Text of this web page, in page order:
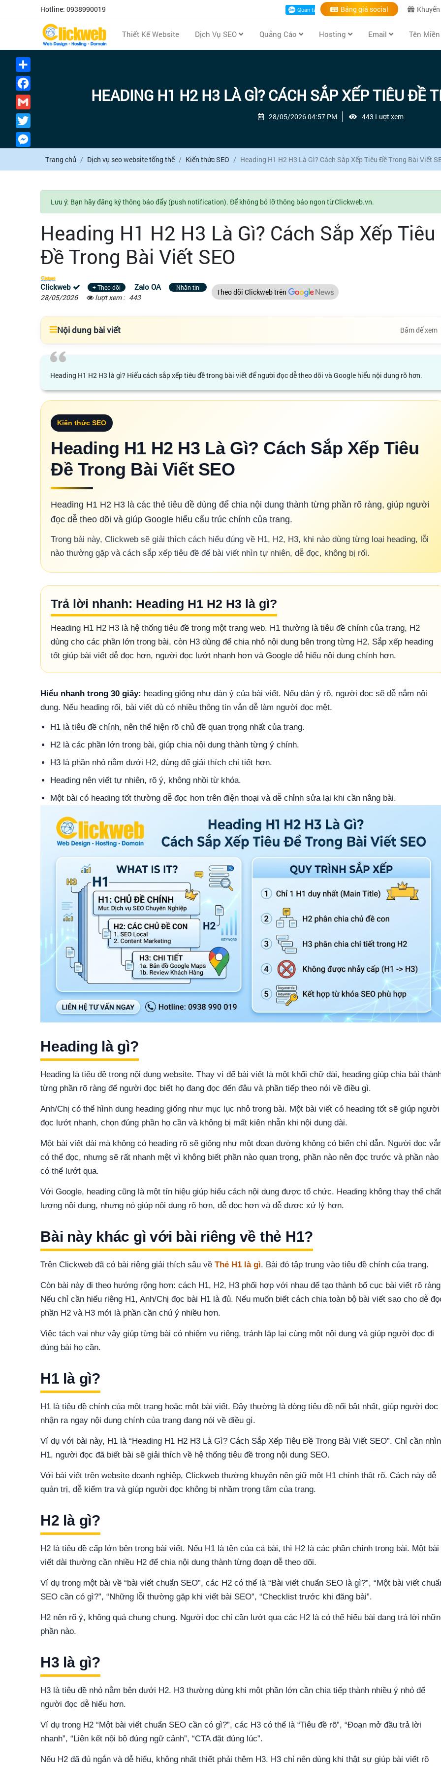
Hotline: 0938990019 Bảng giá social
Thiết Kế Website Dịch Vụ SEO Quảng Cáo Hosting Email Tên
HEADING H1 H2 H3 LÀ GÌ? CÁCH SẮP XẾP TIÊU ĐỀ
28/05/2026 04:57 PM 443 Lượt xem
Trang chủ Dịch vụ seo website tổng thể Kiến thức SEO Heading H1 H2 H3 Là Gì? Cách Sắp Xếp Tiêu Đề Trong Bài Viết
Lưu ý: Bạn hãy đăng ký thông báo đẩy (push notification). Để không bỏ lỡ thông báo ngon từ Clickweb.vn.
Heading H1 H2 H3 Là Gì? Cách Sắp Xếp Tiêu
Đề Trong Bài Viết SEO
Clickweb + Theo dõi Zalo OA Nhắn tin
28/05/2026 lượt xem : 443
Theo dõi Clickweb trên
Nội dung bài viết Bấm để xem
Heading H1 H2 H3 là gì? Hiểu cách sắp xếp tiêu đề trong bài viết để người đọc dễ theo dõi và Google hiểu nội dung rõ hơn.
Kiến thức SEO
Heading H1 H2 H3 Là Gì? Cách Sắp Xếp Tiêu
Đề Trong Bài Viết SEO
Heading H1 H2 H3 là các thẻ tiêu đề dùng để chia nội dung thành từng phần rõ ràng, giúp người
đọc dễ theo dõi và giúp Google hiểu cấu trúc chính của trang.
Trong bài này, Clickweb sẽ giải thích cách hiểu đúng về H1, H2, H3, khi nào dùng từng loại heading, lỗi
nào thường gặp và cách sắp xếp tiêu đề để bài viết nhìn tự nhiên, dễ đọc, không bị rối.
Trả lời nhanh: Heading H1 H2 H3 là gì?
Heading H1 H2 H3 là hệ thống tiêu đề trong một trang web. H1 thường là tiêu đề chính của trang, H2
dùng cho các phần lớn trong bài, còn H3 dùng để chia nhỏ nội dung bên trong từng H2. Sắp xếp heading
tốt giúp bài viết dễ đọc hơn, người đọc lướt nhanh hơn và Google dễ hiểu nội dung chính hơn.
Hiểu nhanh trong 30 giây: heading giống như dàn ý của bài viết. Nếu dàn ý rõ, người đọc sẽ dễ nắm nội
dung. Nếu heading rối, bài viết dù có nhiều thông tin vẫn dễ làm người đọc mệt.
H1 là tiêu đề chính, nên thể hiện rõ chủ đề quan trọng nhất của trang.
H2 là các phần lớn trong bài, giúp chia nội dung thành từng ý chính.
H3 là phần nhỏ nằm dưới H2, dùng để giải thích chi tiết hơn.
Heading nên viết tự nhiên, rõ ý, không nhồi từ khóa.
Một bài có heading tốt thường dễ đọc hơn trên điện thoại và dễ chỉnh sửa lại khi cần nâng bài.
Heading là gì?
Heading là tiêu đề trong nội dung website. Thay vì để bài viết là một khối chữ dài, heading giúp chia bài
từng phần rõ ràng để người đọc biết họ đang đọc đến đâu và phần tiếp theo nói về điều gì.
Anh/Chị có thể hình dung heading giống như mục lục nhỏ trong bài. Một bài viết có heading tốt sẽ giúp người
đọc lướt nhanh, chọn đúng phần họ cần và không bị mất kiên nhẫn khi nội dung dài.
Một bài viết dài mà không có heading rõ sẽ giống như một đoạn đường không có biển chỉ dẫn. Người đọc
có thể đọc, nhưng sẽ rất nhanh mệt vì không biết phần nào quan trọng, phần nào nên đọc trước và phần nào
có thể lướt qua.
Với Google, heading cũng là một tín hiệu giúp hiểu cách nội dung được tổ chức. Heading không thay thế chất
lượng nội dung, nhưng nó giúp nội dung rõ hơn, dễ đọc hơn và dễ được xử lý hơn.
Bài này khác gì với bài riêng về thẻ H1?
Trên Clickweb đã có bài riêng giải thích sâu về Thẻ H1 là gì. Bài đó tập trung vào tiêu đề chính của trang.
Còn bài này đi theo hướng rộng hơn: cách H1, H2, H3 phối hợp với nhau để tạo thành bố cục bài viết rõ
Nếu chỉ cần hiểu riêng H1, Anh/Chị đọc bài H1 là đủ. Nếu muốn biết cách chia toàn bộ bài viết sao cho dễ
phần H2 và H3 mới là phần cần chú ý nhiều hơn.
Việc tách vai như vậy giúp từng bài có nhiệm vụ riêng, tránh lặp lại cùng một nội dung và giúp người đọc đi
đúng bài họ cần.
H1 là gì?
H1 là tiêu đề chính của một trang hoặc một bài viết. Đây thường là dòng tiêu đề nổi bật nhất, giúp người đọc
nhận ra ngay nội dung chính của trang đang nói về điều gì.
Ví dụ với bài này, H1 là “Heading H1 H2 H3 Là Gì? Cách Sắp Xếp Tiêu Đề Trong Bài Viết SEO”. Chỉ cần nhìn
H1, người đọc đã biết bài sẽ giải thích về hệ thống tiêu đề trong nội dung SEO.
Với bài viết trên website doanh nghiệp, Clickweb thường khuyên nên giữ một H1 chính thật rõ. Cách này dễ
quản trị, dễ kiểm tra và giúp người đọc không bị nhầm trọng tâm của trang.
H2 là gì?
H2 là tiêu đề cấp lớn bên trong bài viết. Nếu H1 là tên của cả bài, thì H2 là các phần chính trong bài. Một bài
viết dài thường cần nhiều H2 để chia nội dung thành từng đoạn dễ theo dõi.
Ví dụ trong một bài về “bài viết chuẩn SEO”, các H2 có thể là “Bài viết chuẩn SEO là gì?”, “Một bài viết
SEO cần có gì?”, “Những lỗi thường gặp khi viết bài SEO”, “Checklist trước khi đăng bài”.
H2 nên rõ ý, không quá chung chung. Người đọc chỉ cần lướt qua các H2 là có thể hiểu bài đang trả lời
phần nào.
H3 là gì?
H3 là tiêu đề nhỏ nằm bên dưới H2. H3 thường dùng khi một phần lớn cần chia tiếp thành nhiều ý nhỏ để
người đọc dễ hiểu hơn.
Ví dụ trong H2 “Một bài viết chuẩn SEO cần có gì?”, các H3 có thể là “Tiêu đề rõ”, “Đoạn mở đầu trả lời
nhanh”, “Liên kết nội bộ đúng ngữ cảnh”, “CTA đặt đúng lúc”.
Nếu H2 đã đủ ngắn và dễ hiểu, không nhất thiết phải thêm H3. H3 chỉ nên dùng khi thật sự giúp bài viết rõ